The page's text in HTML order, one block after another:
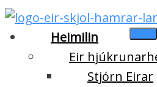
Heimilin
Eir
Stjórn Eirar